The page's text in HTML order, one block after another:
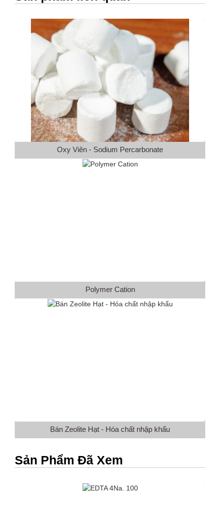
Oxy Viên - Sodium Percarbonate
Polymer Cation
Bán Zeolite Hạt - Hóa chất nhập khẩu
Sản Phẩm Đã Xem